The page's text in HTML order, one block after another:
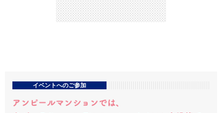
イベントへのご参加